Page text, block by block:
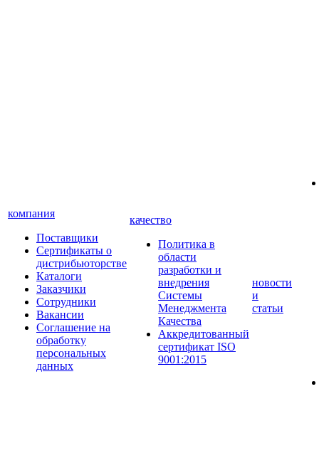
компания
Поставщики
Сертификаты о
дистрибьюторстве
Каталоги
Заказчики
Сотрудники
Вакансии
Соглашение на
обработку
персональных
данных
качество
Политика в
области
разработки и
внедрения
Системы
Менеджмента
Качества
Аккредитованный
сертификат ISO
9001:2015
новости
и
статьи